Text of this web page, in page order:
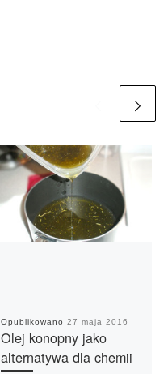
Opublikowano 27 maja 2016
Olej konopny jako
alternatywa dla chemii